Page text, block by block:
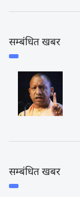
सम्बंधित खबर
सम्बंधित खबर